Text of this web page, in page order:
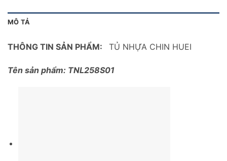
MÔ TẢ
THÔNG TIN SẢN PHẨM: TỦ NHỰA CHIN HUEI
Tên sản phẩm: TNL258S01